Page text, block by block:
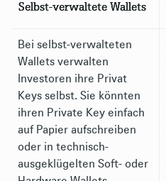
Selbst-verwaltete Wallets
Bei selbst-verwalteten
Wallets verwalten
Investoren ihre Privat
Keys selbst. Sie könnten
ihren Private Key einfach
auf Papier aufschreiben
oder in technisch-
ausgeklügelten Soft- oder